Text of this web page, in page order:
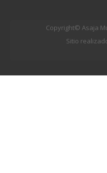
Copyright© Asaja
Sitio